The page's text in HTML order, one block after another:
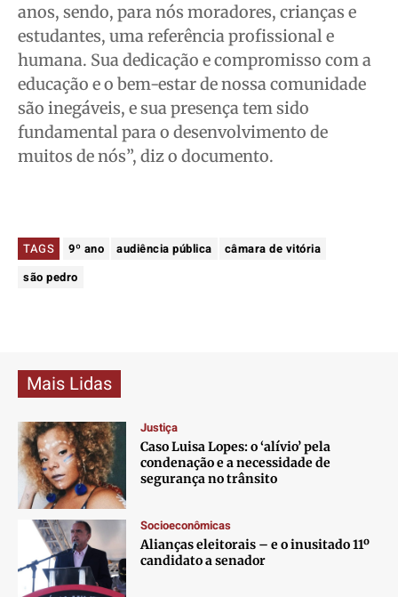
anos, sendo, para nós moradores, crianças e
estudantes, uma referência profissional e
humana. Sua dedicação e compromisso com a
educação e o bem-estar de nossa comunidade
são inegáveis, e sua presença tem sido
fundamental para o desenvolvimento de
muitos de nós”, diz o documento.
TAGS 9º ano audiência pública
câmara de vitória
são pedro
Mais Lidas
Justiça
Caso Luisa Lopes: o ‘alívio’ pela
condenação e a necessidade de
segurança no trânsito
Socioeconômicas
Alianças eleitorais – e o inusitado 11º
candidato a senador